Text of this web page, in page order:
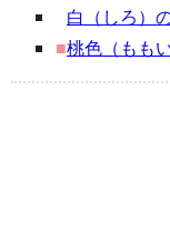
白（しろ）
■桃色（もも